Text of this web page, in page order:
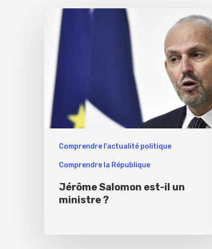
Comprendre l'actualité politique
Comprendre la République
Jérôme Salomon est-il un
ministre ?